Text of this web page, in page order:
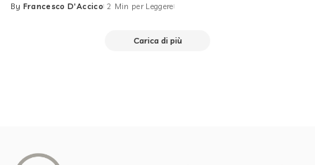
Posted
By Francesco D'Accico 2 Min per Leggere
Carica di più